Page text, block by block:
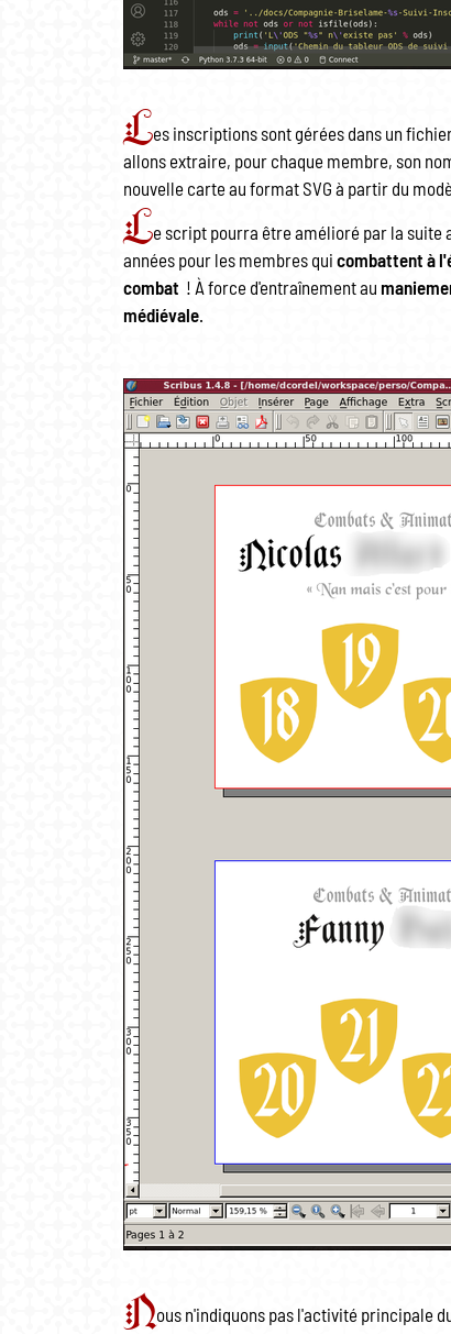
Les inscriptions sont gérées dans un
allons extraire, pour chaque membre, son
nouvelle carte au format SVG à partir du
Le script pourra être amélioré par la suite
années pour les membres qui combattent à
combat ! À force d'entraînement au
médiévale.
Nous n'indiquons pas l'activité principale